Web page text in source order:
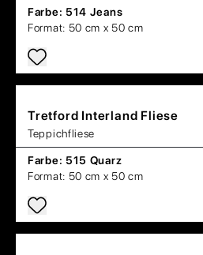
Farbe: 514 Jeans
Format: 50 cm x 50 cm
Tretford Interland Fliese
Teppichfliese
Farbe: 515 Quarz
Format: 50 cm x 50 cm